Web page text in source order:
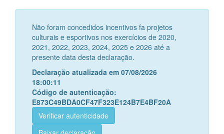
Não foram concedidos incentivos fa projetos
culturais e esportivos nos exercícios de 2020,
2021, 2022, 2023, 2024, 2025 e 2026 até a
presente data desta declaração.
Declaração atualizada em 07/08/2026
18:00:11
Código de autenticação:
E873C49BDA0CF47F323E124B7E4BF20A
Verificar autenticidade